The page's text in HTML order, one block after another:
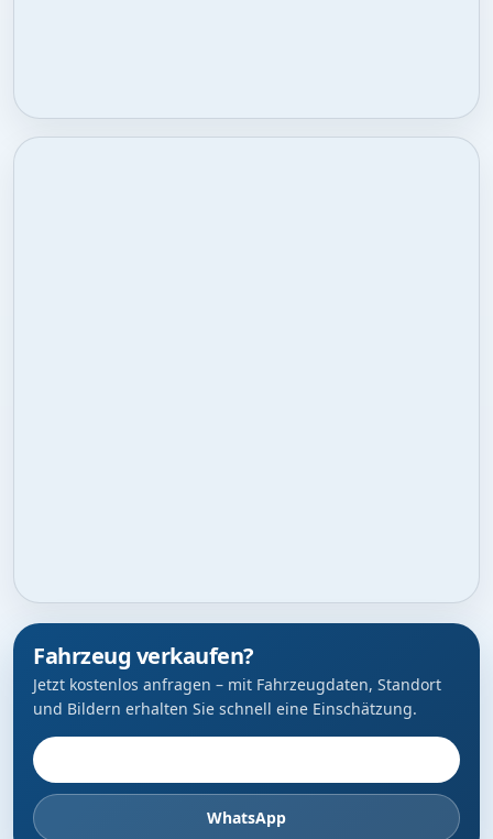
Fahrzeug verkaufen?
Jetzt kostenlos anfragen – mit Fahrzeugdaten, Standort
und Bildern erhalten Sie schnell eine Einschätzung.
WhatsApp